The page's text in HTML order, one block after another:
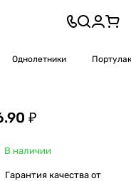
Однолетники Портулак
₽
В наличии
Гарантия качества от